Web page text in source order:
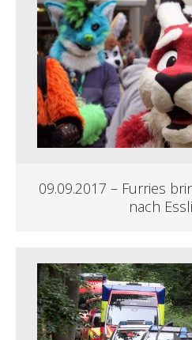
09.09.2017 – Furries
nach